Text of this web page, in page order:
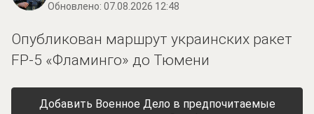
Обновлено: 07.08.2026 12:48
Опубликован маршрут украинских ракет
FP-5 «Фламинго» до Тюмени
Добавить Военное Дело в предпочитаемые